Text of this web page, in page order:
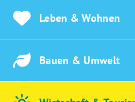
Leben & Wohnen
Bauen & Umwelt